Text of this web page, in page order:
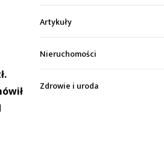
Artykuły
Nieruchomości
Zdrowie i uroda